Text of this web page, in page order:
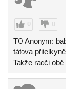
0 0
TO Anonym:
tátova
Takže radči